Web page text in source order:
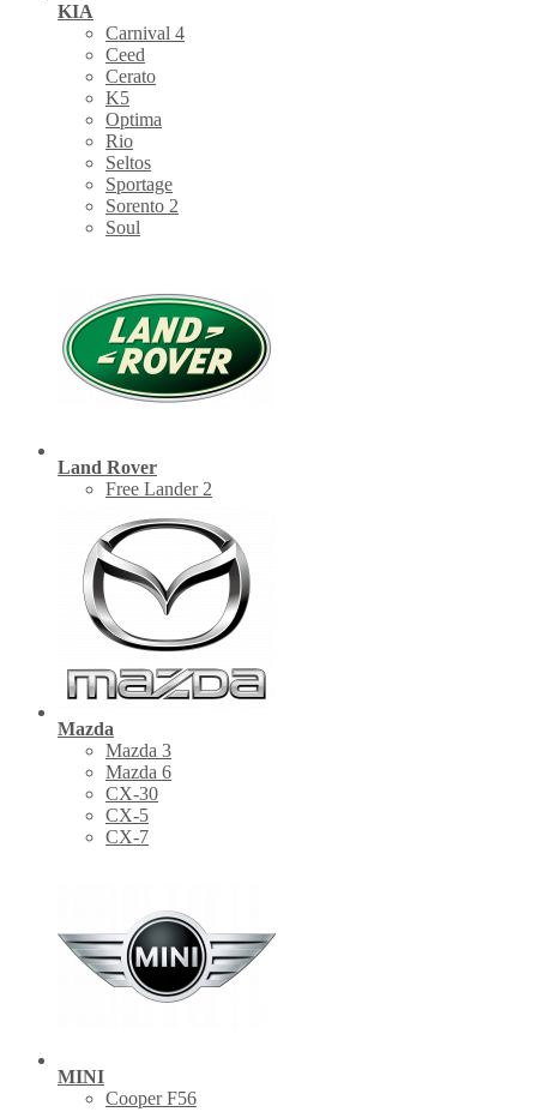
KIA
Carnival 4
Ceed
Cerato
K5
Optima
Rio
Seltos
Sportage
Sorento 2
Soul
Land Rover
Free Lander 2
Mazda
Mazda 3
Mazda 6
CX-30
СХ-5
CX-7
MINI
Cooper F56